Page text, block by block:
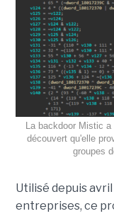
La backdoor Mistic
découvert qu'elle
groupes
Utilisé depuis
entreprises, ce